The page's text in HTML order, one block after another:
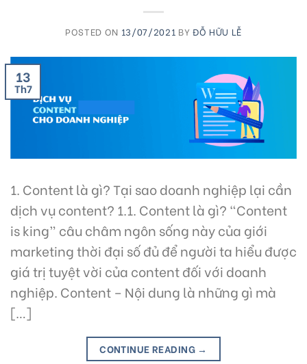
POSTED ON 13/07/2021 BYĐỖ HỮU LỄ
13
Th7
1. Content là gì? Tại sao doanh nghiệp lại cần
dịch vụ content? 1.1. Content là gì? “Content
is king” câu châm ngôn sống này của giới
marketing thời đại số đủ để người ta hiểu được
giá trị tuyệt vời của content đối với doanh
nghiệp. Content – Nội dung là những gì mà
[…]
CONTINUE READING →